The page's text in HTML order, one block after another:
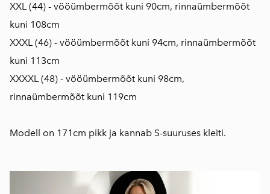
XXL (44) - vööümbermõõt kuni 90cm, rinnaümbermõõt
kuni 108cm
XXXL (46) - vööümbermõõt kuni 94cm, rinnaümbermõõt
kuni 113cm
XXXXL (48) - vööümbermõõt kuni 98cm,
rinnaümbermõõt kuni 119cm
Modell on 171cm pikk ja kannab S-suuruses kleiti.